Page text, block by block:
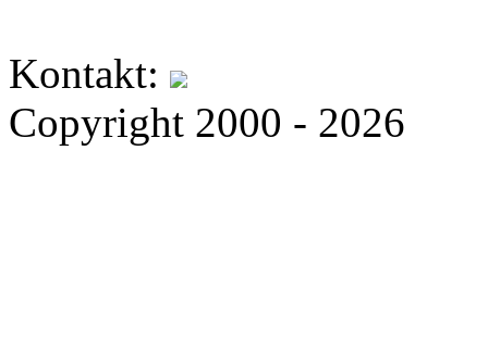
Kontakt:
Copyright 2000 - 2026